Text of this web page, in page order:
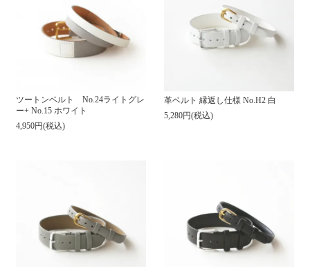
ツートンベルト No.24ライトグレ
ー+ No.15 ホワイト
4,950円(税込)
革ベルト 縁返し仕様 No.H2 白
5,280円(税込)